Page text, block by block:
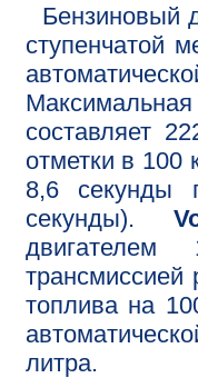
Бензиновый
ступенчатой
составляет
отметки в 100
8,6 секунды
секунды).
трансмиссией
топлива на
литра.